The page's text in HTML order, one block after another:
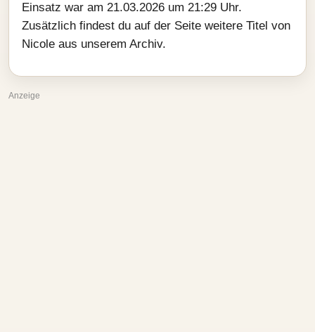
Einsatz war am 21.03.2026 um 21:29 Uhr.
Zusätzlich findest du auf der Seite weitere Titel von
Nicole aus unserem Archiv.
Anzeige